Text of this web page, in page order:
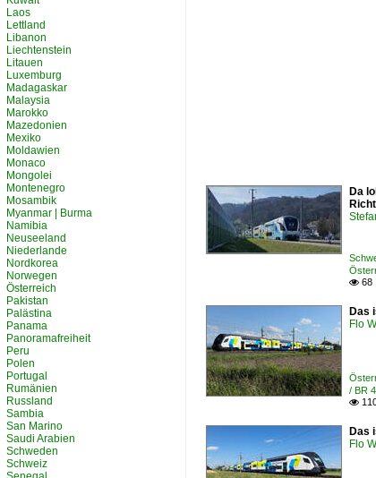
Da
 68
Das
Flo
/ BR

Das
Flo
Laos
Lettland
Libanon
Liechtenstein
Litauen
Luxemburg
Madagaskar
Malaysia
Marokko
Mazedonien
Mexiko
Moldawien
Monaco
Mongolei
Montenegro
Mosambik
Myanmar | Burma
Namibia
Neuseeland
Niederlande
Nordkorea
Norwegen
Österreich
Pakistan
Palästina
Panama
Panoramafreiheit
Peru
Polen
Portugal
Rumänien
Russland
Sambia
San Marino
Saudi Arabien
Schweden
Schweiz